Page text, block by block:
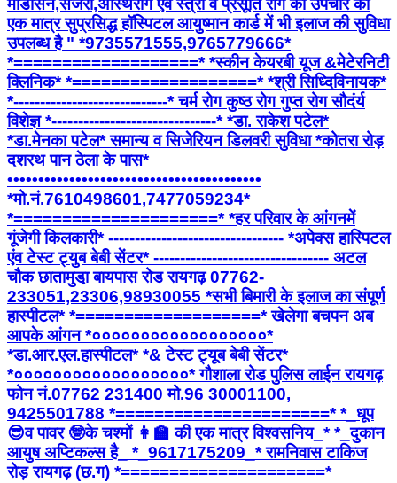
मेडिसिन,सर्जरी,अस्थिरोग एवं स्त्री व प्रसूति रोग का उपचार का
एक मात्र सुप्रसिद्ध हॉस्पिटल आयुष्मान कार्ड में भी इलाज की सुविधा
उपलब्ध है " *9735571555,9765779666*
*===================* *स्कीन केयरबी यूज &मेटेरनिटी
क्लिनिक* *===================* *श्री सिध्दिविनायक*
*-----------------------------* चर्म रोग कुष्ठ रोग गुप्त रोग सौदंर्य
विशेज्ञ *-------------------------------* *डा. राकेश पटेल*
*डा.मेनका पटेल* समान्य व सिजेरियन डिलवरी सुविधा *कोतरा रोड़
दशरथ पान ठेला के पास*
•••••••••••••••••••••••••••••••••••••••••
*मो.नं.7610498601,7477059234*
*=====================* *हर परिवार के आंगनमें
गूंजेगी किलकारी* --------------------------------- *अपेक्स हास्पिटल
एंव टेस्ट ट्युब बेबी सेंटर* --------------------------------- अटल
चौक छातामुडा़ बायपास रोड रायगढ़ 07762-
233051,23306,98930055 *सभी बिमारी के इलाज का संपूर्ण
हास्पीटल* *===================* खेलेगा बचपन अब
आपके आंगन *००००००००००००००००००*
*डा.आर.एल.हास्पीटल* *& टेस्ट ट्यूब बेबी सेंटर*
*००००००००००००००००००* गौशाला रोड पुलिस लाईन रायगढ़
फोन नं.07762 231400 मो.96 30001100,
9425501788 *======================* *_धूप
😎व पावर 🤓के चश्मों 👩‍🏫 की एक मात्र विश्वसनिय_* *_दुकान
आयुष अप्टिकल्स है_ *_9617175209_* रामनिवास टाकिज
रोड़ रायगढ़ (छ.ग) *=====================*